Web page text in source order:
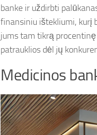
banke ir uždirbti
finansiniu ištekliumi, kurį
jums tam tikrą
patrauklios dėl jų
Medicinos